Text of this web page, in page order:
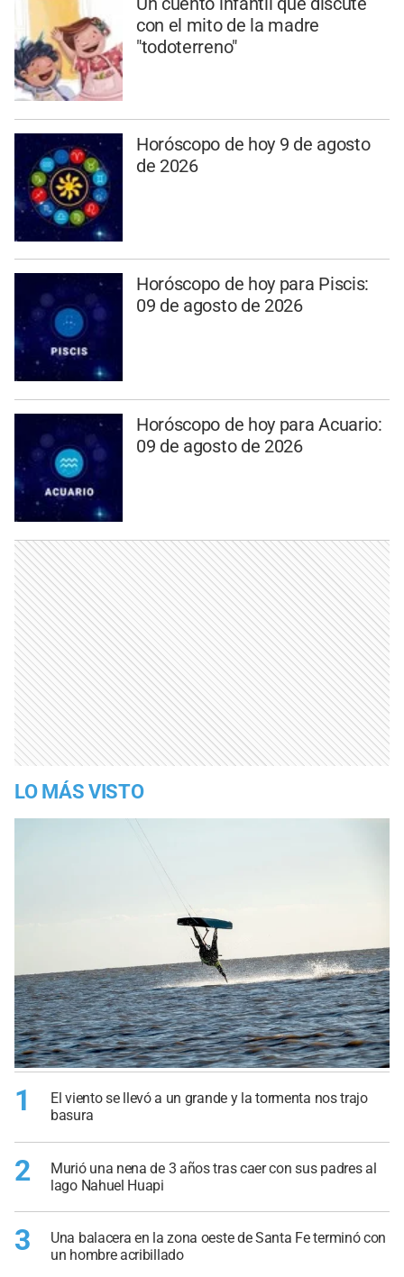
con el mito de la madre
"todoterreno"
Horóscopo de hoy 9 de agosto
de 2026
Horóscopo de hoy para Piscis:
09 de agosto de 2026
Horóscopo de hoy para Acuario:
09 de agosto de 2026
LO MÁS VISTO
1
El viento se llevó a un grande y la tormenta nos trajo
basura
2
Murió una nena de 3 años tras caer con sus padres al
lago Nahuel Huapi
3
Una balacera en la zona oeste de Santa Fe terminó con
un hombre acribillado